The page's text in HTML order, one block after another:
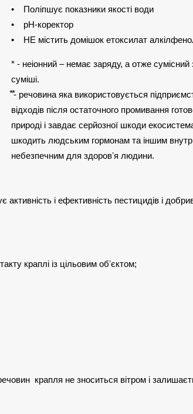
• Поліпшує показники якості води
• рН-коректор
• НЕ містить домішок етоксилат
* - неіонний – немає заряду, а отже сумісний
суміші.
⃰- речовина яка використовується
відходів після остаточного промивання
природі і завдає серйозної шкоди
шкодить людським гормонам та іншим
небезпечним для здоровʼя людини.
і ефективність пестицидів і
краплі із цільовим обʼєктом;
крапля не зноситься вітром і